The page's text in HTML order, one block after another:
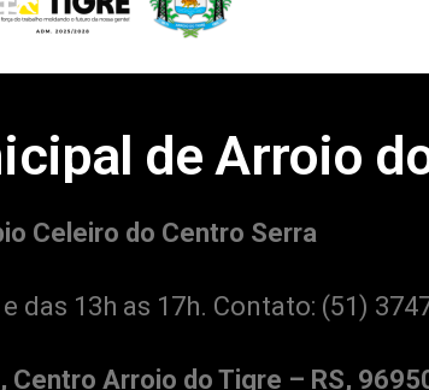
de Arroio
Celeiro do Centro Serra
das 13h as 17h. Contato: (51)
Centro Arroio do Tigre – RS,